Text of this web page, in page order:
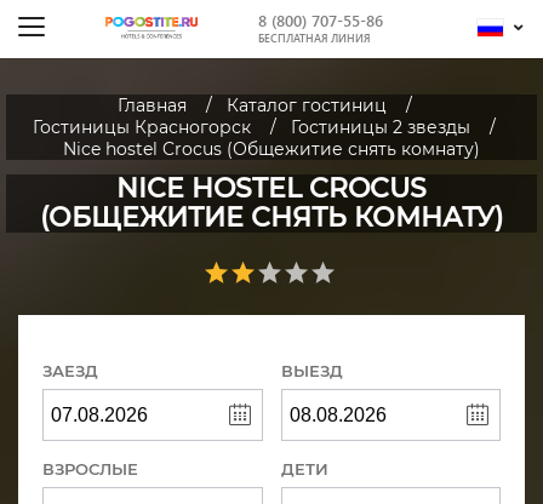
8 (800) 707-55-86
БЕСПЛАТНАЯ ЛИНИЯ
Главная
Каталог гостиниц
Гостиницы Красногорск
Гостиницы 2 звезды
Nice hostel Crocus (Общежитие снять комнату)
NICE HOSTEL CROCUS
(ОБЩЕЖИТИЕ СНЯТЬ КОМНАТУ)
ЗАЕЗД ВЫЕЗД
ВЗРОСЛЫЕ ДЕТИ